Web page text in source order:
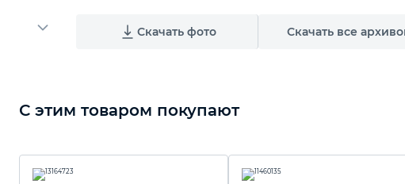
Скачать фото Скачать все
С этим товаром покупают